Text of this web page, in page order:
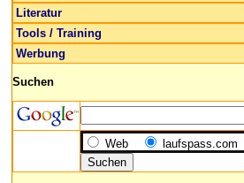
Literatur
Tools / Training
Werbung
Suchen
Web laufspass.com